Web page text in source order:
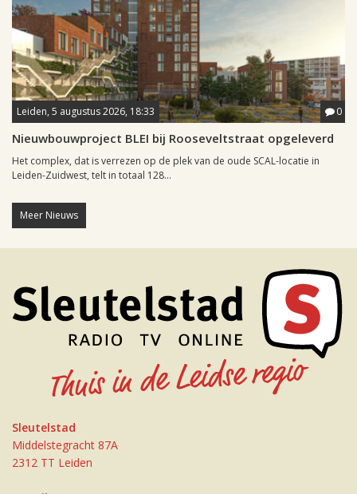
Leiden, 5 augustus 2026, 18:33 0
Nieuwbouwproject BLEI bij Rooseveltstraat opgeleverd
Het complex, dat is verrezen op de plek van de oude SCAL-locatie in
Leiden-Zuidwest, telt in totaal 128...
Meer Nieuws
Sleutelstad
Middelstegracht 87A
2312 TT Leiden